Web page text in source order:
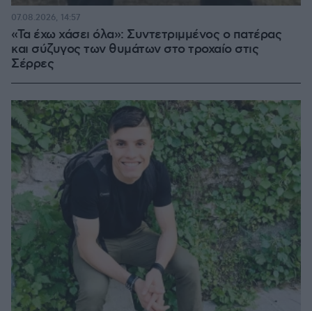
«Τα έχω χάσει όλα»: Συντετριμμένος ο πατέρας
και σύζυγος των θυμάτων στο τροχαίο στις
Σέρρες
07.08.2026, 14:57